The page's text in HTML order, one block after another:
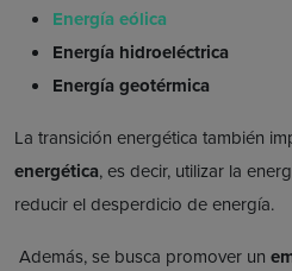
Energía eólica
Energía hidroeléctrica
Energía geotérmica
La transición energética también
energética, es decir, utilizar la
reducir el desperdicio de energía.
Además, se busca promover un